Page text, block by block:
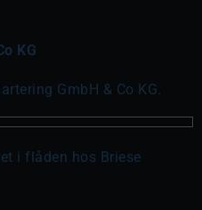
KG
GmbH & Co KG.
i flåden hos Briese